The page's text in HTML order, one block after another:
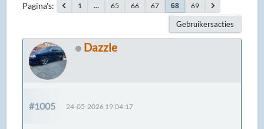
Pagina's 1 ... 65 66 67 68 69
Gebruikersacties
Dazzle
#1005 24-05-2026 19:04:17